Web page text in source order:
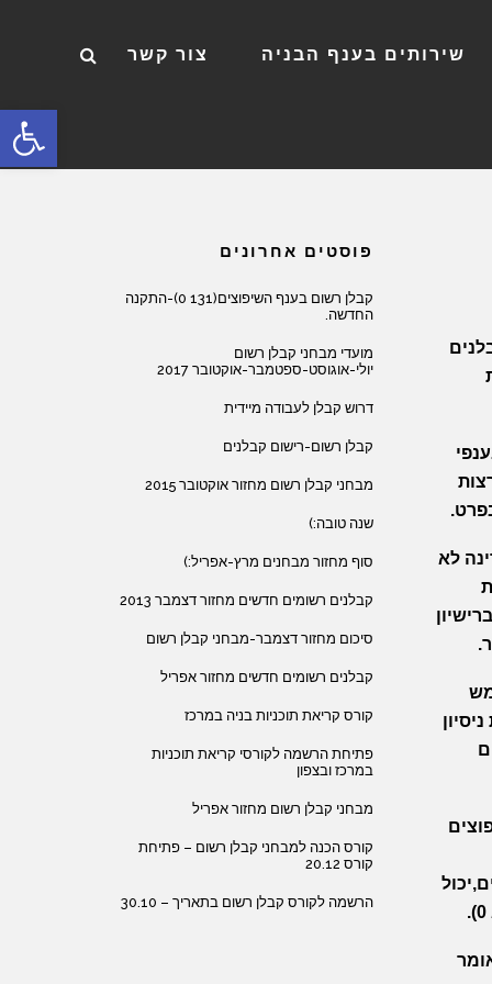
פתח
שירותים בענף הבניה צור קשר
לא
פוסטים אחרונים
קבלן רשום בענף השיפוצים(131 0)-התקנה
החדשה.
מועדי מבחני קבלן רשום
יולי-אוגוסט-ספטמבר-אוקטובר 2017
דרוש קבלן לעבודה מיידית
קבלן רשום-רישום קבלנים
מבחני קבלן רשום מחזור אוקטובר 2015
שנה טובה:)
סוף מחזור מבחנים מרץ-אפריל:)
קבלנים רשומים חדשים מחזור דצמבר 2013
סיכום מחזור דצמבר-מבחני קבלן רשום
קבלנים רשומים חדשים מחזור אפריל
קורס קריאת תוכניות בניה במרכז
פתיחת הרשמה לקורסי קריאת תוכניות
במרכז ובצפון
מבחני קבלן רשום מחזור אפריל
קורס הכנה למבחני קבלן רשום – פתיחת
קורס 20.12
הרשמה לקורס קבלן רשום בתאריך – 30.10